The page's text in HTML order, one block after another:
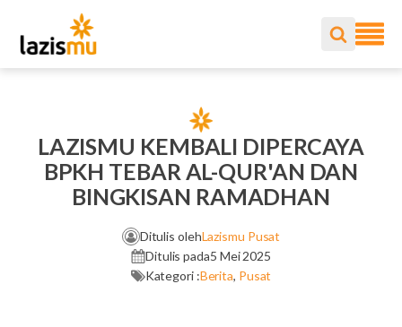
LAZISMU KEMBALI DIPERCAYA
BPKH TEBAR AL-QUR'AN DAN
BINGKISAN RAMADHAN
Ditulis olehLazismu Pusat
Ditulis pada5 Mei 2025
Kategori :Berita, Pusat